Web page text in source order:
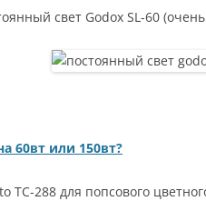
свет Godox SL-60
60вт или 150вт?
TC-288 для попсового